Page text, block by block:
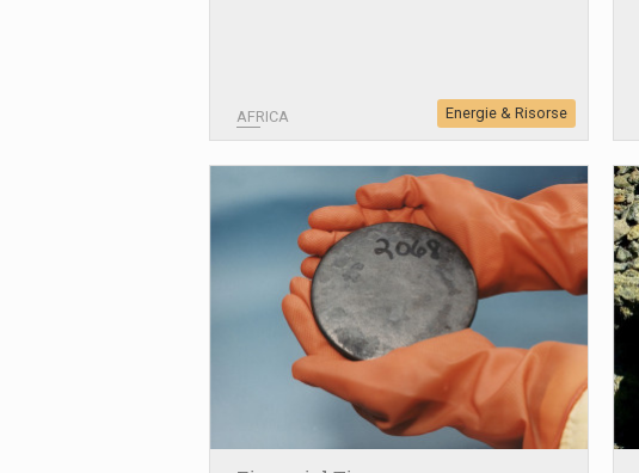
AFRICA Energie & Risorse